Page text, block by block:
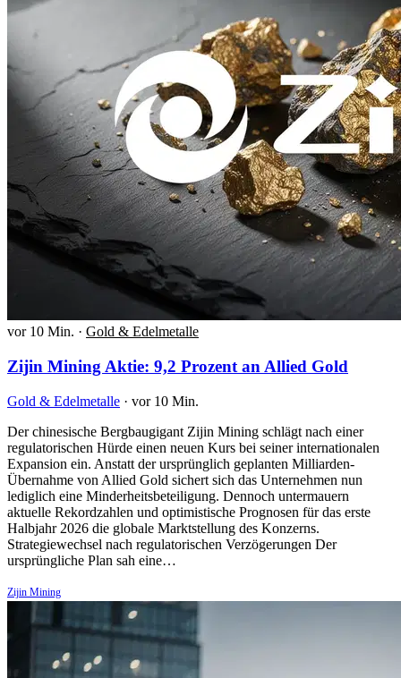
vor 10 Min. · Gold & Edelmetalle
Zijin Mining Aktie: 9,2 Prozent an Allied Gold
Gold & Edelmetalle · vor 10 Min.
Der chinesische Bergbaugigant Zijin Mining schlägt nach einer
regulatorischen Hürde einen neuen Kurs bei seiner internationalen
Expansion ein. Anstatt der ursprünglich geplanten Milliarden-
Übernahme von Allied Gold sichert sich das Unternehmen nun
lediglich eine Minderheitsbeteiligung. Dennoch untermauern
aktuelle Rekordzahlen und optimistische Prognosen für das erste
Halbjahr 2026 die globale Marktstellung des Konzerns.
Strategiewechsel nach regulatorischen Verzögerungen Der
ursprüngliche Plan sah eine…
Zijin Mining